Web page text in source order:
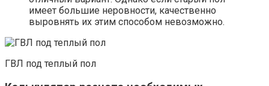
имеет большие неровности, качественно
выровнять их этим способом невозможно.
ГВЛ под теплый пол